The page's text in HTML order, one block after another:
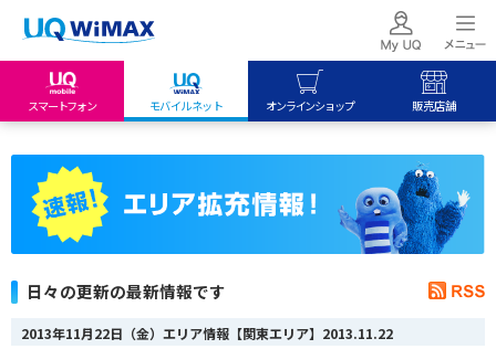
スマートフォン モバイルネット オンラインショップ 販売店舗
My UQ mobile
UQ mobile
UQ WiMAX
UQ WiMAX
日々の更新の最新情報です
2013年11月22日（金）エリア情報【関東エリア】 2013.11.22